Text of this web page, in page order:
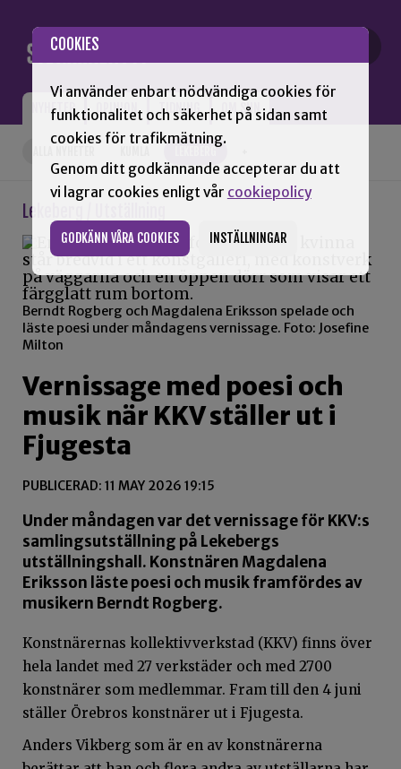
COOKIES
Vi använder enbart nödvändiga cookies för
funktionalitet och säkerhet på sidan samt
cookies för trafikmätning.
Genom ditt godkännande accepterar du att
vi lagrar cookies enligt vår cookiepolicy
GODKÄNN VÅRA COOKIES INSTÄLLNINGAR
NYHETER OPINION TIDNING OM SNN
LEKEBERG
Lekeberg / Utställning
Berndt Rogberg och Magdalena Eriksson spelade och
läste poesi under måndagens vernissage. Foto: Josefine
Milton
Vernissage med poesi och
musik när KKV ställer ut i
Fjugesta
PUBLICERAD: 11 MAY 2026 19:15
Under måndagen var det vernissage för KKV:s
samlingsutställning på Lekebergs
utställningshall. Konstnären Magdalena
Eriksson läste poesi och musik framfördes av
musikern Berndt Rogberg.
Konstnärernas kollektivverkstad (KKV) finns över
hela landet med 27 verkstäder och med 2700
konstnärer som medlemmar. Fram till den 4 juni
ställer Örebros konstnärer ut i Fjugesta.
Anders Vikberg som är en av konstnärerna